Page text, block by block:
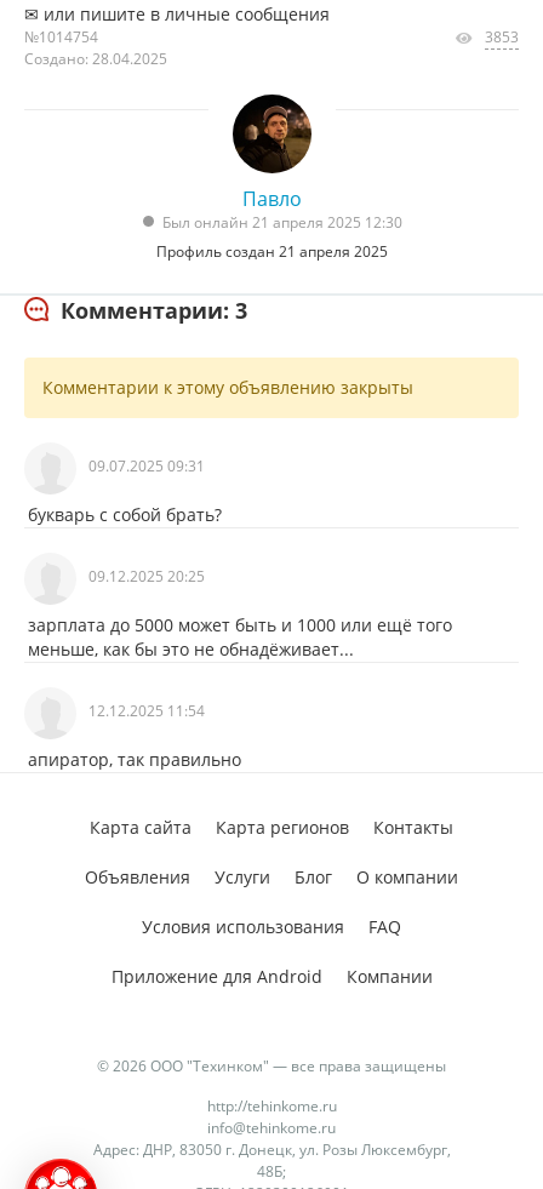
✉ или пишите в личные сообщения
№1014754
Создано: 28.04.2025
3853
Павло
Был онлайн 21 апреля 2025 12:30
Профиль создан 21 апреля 2025
Комментарии: 3
Комментарии к этому объявлению закрыты
09.07.2025 09:31
букварь с собой брать?
09.12.2025 20:25
зарплата до 5000 может быть и 1000 или ещё того
меньше, как бы это не обнадёживает...
12.12.2025 11:54
апиратор, так правильно
© 2026 ООО "Техинком" — все права защищены
http://tehinkome.ru
info@tehinkome.ru
Адрес: ДНР, 83050 г. Донецк, ул. Розы Люксембург,
48Б;
Карта сайта Карта регионов Контакты
Объявления Услуги Блог О компании
Условия использования FAQ
Приложение для Android Компании